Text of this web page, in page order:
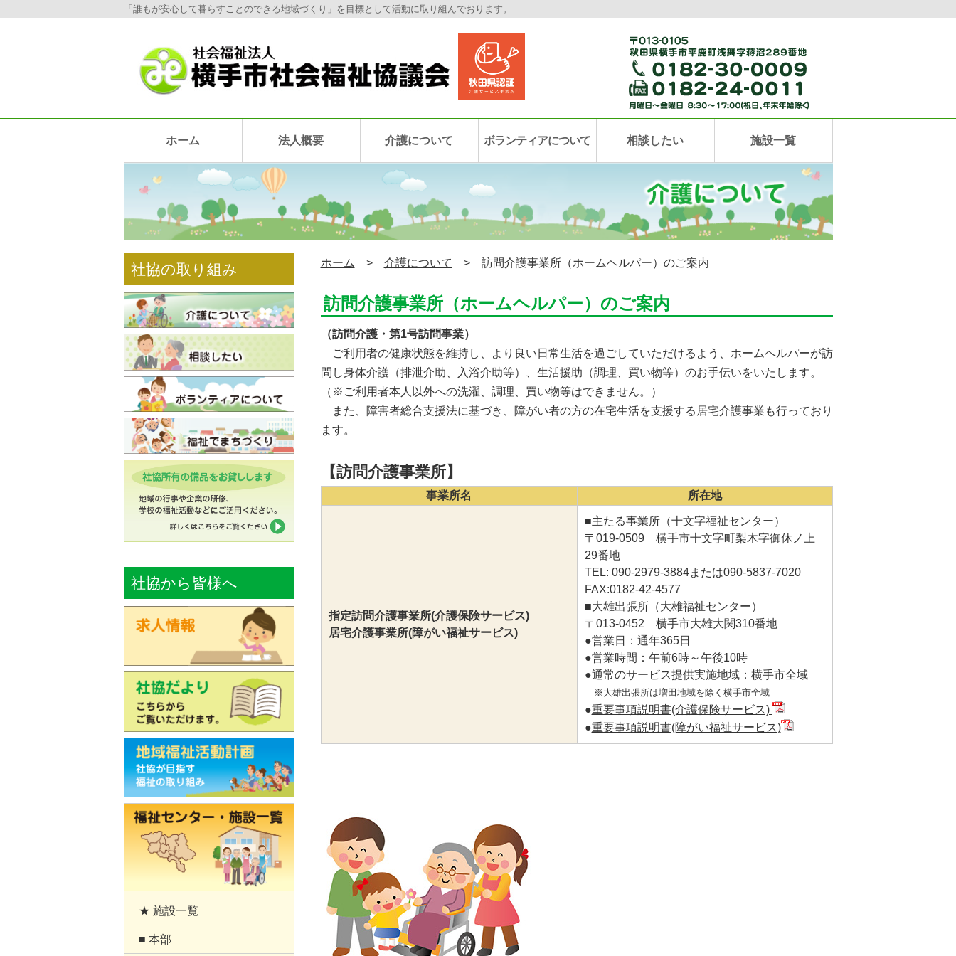
「誰もが安心して暮らすことのできる地域づくり」を目標として活動に取り組んでおります。
ホーム 法人概要 介護について ボランティアについて 相談したい 施設一覧
ホーム > 介護について > 訪問介護事業所（ホームヘルパー）のご案内
訪問介護事業所（ホームヘルパー）のご案内
（訪問介護・第1号訪問事業）
ご利用者の健康状態を維持し、より良い日常生活を過ごしていただけるよう、ホームヘルパーが訪
問し身体介護（排泄介助、入浴介助等）、生活援助（調理、買い物等）のお手伝いをいたします。
（※ご利用者本人以外への洗濯、調理、買い物等はできません。）
また、障害者総合支援法に基づき、障がい者の方の在宅生活を支援する居宅介護事業も行っており
ます。
【訪問介護事業所】
事業所名 所在地
指定訪問介護事業所(介護保険サービス)
居宅介護事業所(障がい福祉サービス)
■主たる事業所（十文字福祉センター）
〒019-0509 横手市十文字町梨木字御休ノ上
29番地
TEL: 090-2979-3884または090-5837-7020
FAX:0182-42-4577
■大雄出張所（大雄福祉センター）
〒013-0452 横手市大雄大関310番地
●営業日：通年365日
●営業時間：午前6時～午後10時
●通常のサービス提供実施地域：横手市全域
※大雄出張所は増田地域を除く横手市全域
●重要事項説明書(介護保険サービス)
●重要事項説明書(障がい福祉サービス)
社協の取り組み
社協から皆様へ
★ 施設一覧
■ 本部